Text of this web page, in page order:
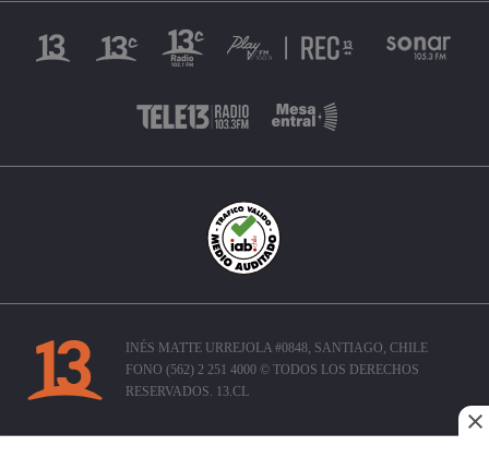
INÉS MATTE URREJOLA #0848, SANTIAGO, CHILE
FONO (562) 2 251 4000 © TODOS LOS DERECHOS
RESERVADOS. 13.CL